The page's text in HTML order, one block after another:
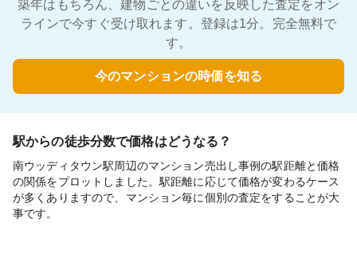
築年はもちろん、建物ごとの違いを反映した査定をオン
ラインで今すぐ受け取れます。登録は1分。完全無料で
す。
今のマンションの時価を知る
駅からの徒歩分数で価格はどうなる？
南ウッディタウン駅周辺のマンション売出し事例の駅距離と価格
の関係をプロットしました。駅距離に応じて価格が変わるケース
が多くありますので、マンション毎に個別の査定をすることが大
事です。